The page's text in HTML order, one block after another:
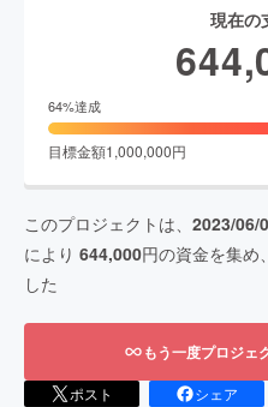
現在の
64%達成
目標金額1,000,000円
このプロジェクトは、 2023/06/
により 644,000円の資金を集め、
した
もう一度プロジェ
ポスト シェア